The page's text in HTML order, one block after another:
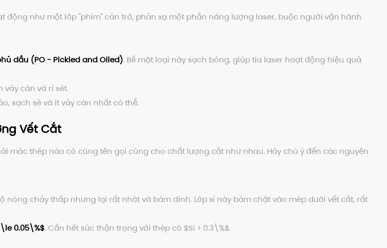
động như một lớp "phim" cản trở, phản xạ một phần năng lượng laser, buộc người vận hành
dầu (PO - Pickled and Oiled). Bề mặt loại này sạch bóng, giúp tia laser hoạt động hiệu quả
vảy cán và rỉ sét.
sạch sẽ và ít vảy cán nhất có thể.
Vết Cắt
mác thép nào có cùng tên gọi cũng cho chất lượng cắt như nhau. Hãy chú ý đến các nguyên
nóng chảy thấp nhưng lại rất nhớt và bám dính. Lớp xỉ này bám chặt vào mép dưới vết cắt, rất
0.05\%$. Cần hết sức thận trọng với thép có $Si > 0.3\%$.